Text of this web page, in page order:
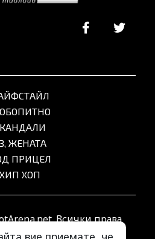
ЖЕНАТА
ПРИЦЕЛ
ХИП ХОП
Всички права
запазени.